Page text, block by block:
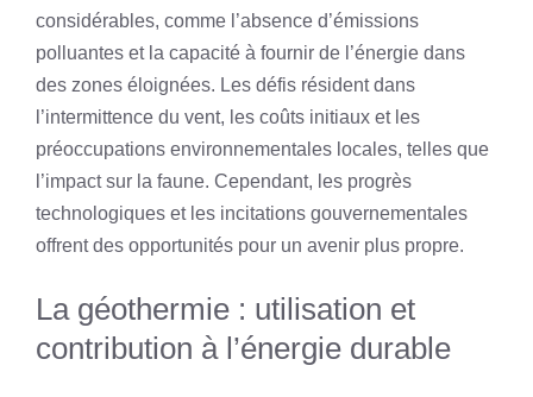
considérables, comme l’absence d’émissions
polluantes et la capacité à fournir de l’énergie dans
des zones éloignées. Les défis résident dans
l’intermittence du vent, les coûts initiaux et les
préoccupations environnementales locales, telles que
l’impact sur la faune. Cependant, les progrès
technologiques et les incitations gouvernementales
offrent des opportunités pour un avenir plus propre.
La géothermie : utilisation et
contribution à l’énergie durable